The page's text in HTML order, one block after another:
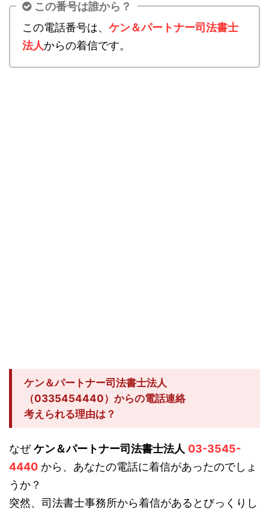
この番号は誰から？
この電話番号は、 ケン＆パートナー司法書士
法人からの着信です。
ケン＆パートナー司法書士法人
（0335454440）からの電話連絡
考えられる理由は？
なぜケン＆パートナー司法書士法人 03-3545-
4440 から、あなたの電話に着信があったのでしょ
うか？
突然、司法書士事務所から着信があるとびっくりし